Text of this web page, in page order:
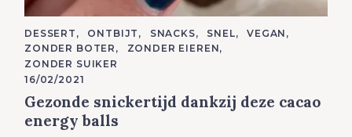
C
A
T
E
G
O
R
I
S
DESSERT ONTBIJT SNACKS SNEL
VEGAN
ZONDER BOTER
ZONDER EIEREN
ZONDER SUIKER
16/02/2021
Gezonde snickertijd dankzij deze cacao
energy balls